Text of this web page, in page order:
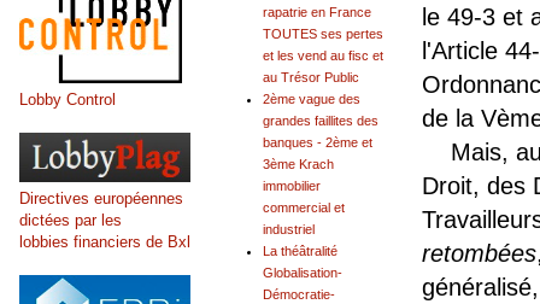
le 49-3 et
l'Article
de la
Mais, au
Droit, des
retombées
rapatrie en France
TOUTES ses pertes
et les vend au fisc et
au Trésor Public
2ème vague des
grandes faillites des
banques - 2ème et
3ème Krach
immobilier
commercial et
industriel
La théâtralité
Globalisation-
Démocratie-
Lobby Control
Directives européennes
dictées par les
lobbies financiers de Bxl